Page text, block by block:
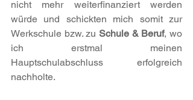
nicht mehr weiterfinanziert werden
würde und schickten mich somit zur
Werkschule bzw. zu Schule & Beruf, wo
ich erstmal meinen
Hauptschulabschluss erfolgreich
nachholte.